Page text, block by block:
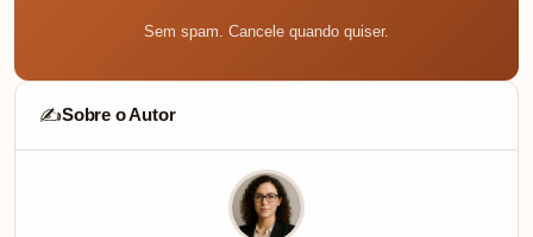
Sem spam. Cancele quando quiser.
✍️Sobre o Autor